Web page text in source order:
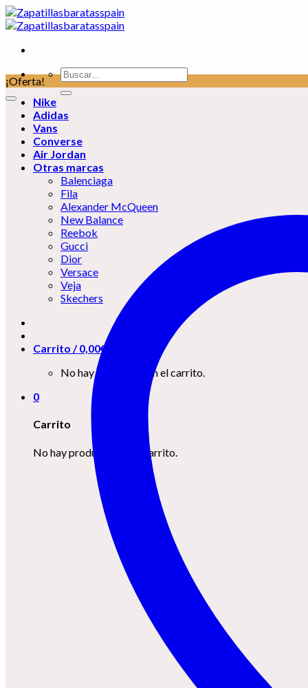
Skip
to
Buscar
por:
Nike
Adidas
Vans
Converse
Air Jordan
Otras marcas
Balenciaga
Fila
Alexander McQueen
New Balance
Reebok
Gucci
Dior
Versace
Veja
Skechers
Carrito /0,00€
No hay productos en el carrito.
0
Carrito
No hay productos en el carrito.
¡Oferta!